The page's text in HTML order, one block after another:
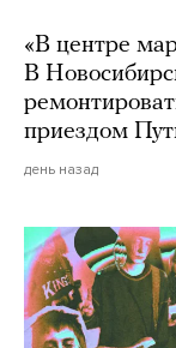
«В центре
В
приездом
день назад